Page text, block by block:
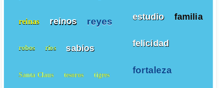
estudio familia
felicidad
fortaleza
reinas reinos reyes
robos ríos sabios
Santa Claus tesoros tigres